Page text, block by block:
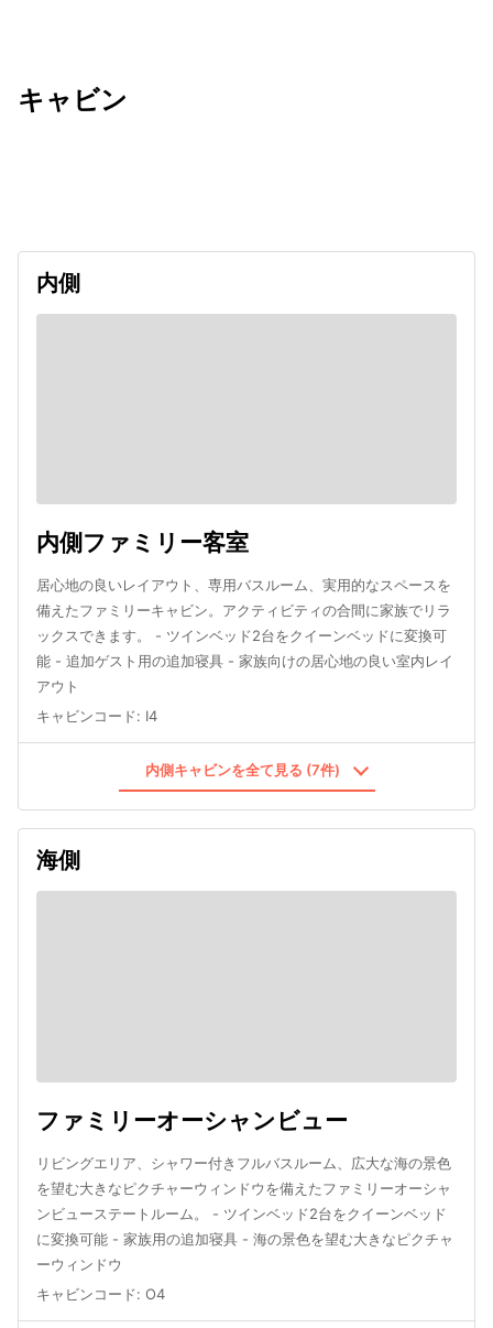
キャビン
内側
内側ファミリー客室
居心地の良いレイアウト、専用バスルーム、実用的なスペースを
備えたファミリーキャビン。アクティビティの合間に家族でリラ
ックスできます。 - ツインベッド2台をクイーンベッドに変換可
能 - 追加ゲスト用の追加寝具 - 家族向けの居心地の良い室内レイ
アウト
キャビンコード: I4
内側キャビンを全て見る (7件)
海側
ファミリーオーシャンビュー
リビングエリア、シャワー付きフルバスルーム、広大な海の景色
を望む大きなピクチャーウィンドウを備えたファミリーオーシャ
ンビューステートルーム。 - ツインベッド2台をクイーンベッド
に変換可能 - 家族用の追加寝具 - 海の景色を望む大きなピクチャ
ーウィンドウ
キャビンコード: O4